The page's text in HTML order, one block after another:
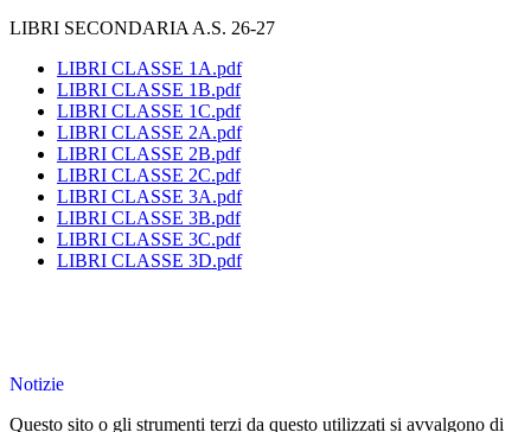
LIBRI SECONDARIA A.S. 26-27
LIBRI CLASSE 1A.pdf
LIBRI CLASSE 1B.pdf
LIBRI CLASSE 1C.pdf
LIBRI CLASSE 2A.pdf
LIBRI CLASSE 2B.pdf
LIBRI CLASSE 2C.pdf
LIBRI CLASSE 3A.pdf
LIBRI CLASSE 3B.pdf
LIBRI CLASSE 3C.pdf
LIBRI CLASSE 3D.pdf
Notizie
Questo sito o gli strumenti terzi da questo utilizzati si avvalgono di